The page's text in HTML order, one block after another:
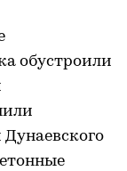
обустроили